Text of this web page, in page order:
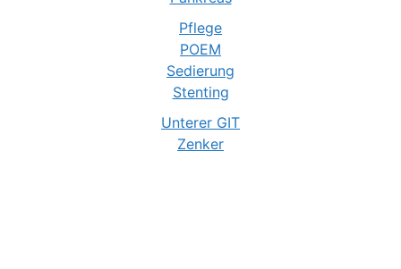
Pflege
POEM
Sedierung
Stenting
Unterer GIT
Zenker